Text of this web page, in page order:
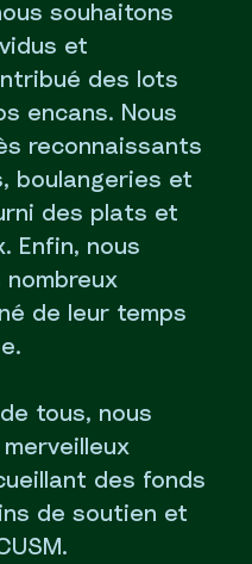
souhaitons
et
des lots
encans. Nous
reconnaissants
boulangeries et
des plats et
Enfin, nous
de leur temps
tous, nous
des fonds
de soutien et